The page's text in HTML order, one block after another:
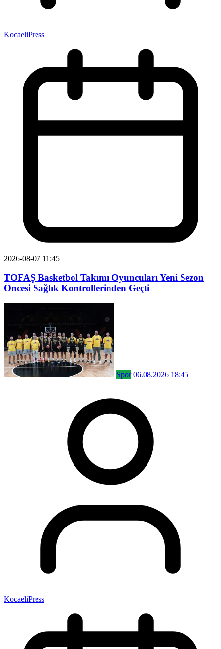
KocaeliPress
2026-08-07 11:45
TOFAŞ Basketbol Takımı Oyuncuları Yeni Sezon
Öncesi Sağlık Kontrollerinden Geçti
Spor 06.08.2026 18:45
KocaeliPress